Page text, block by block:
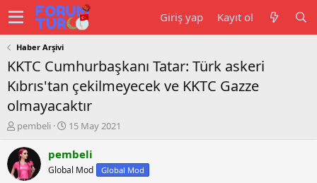
Giriş yap Kayıt ol
Haber Arşivi
KKTC Cumhurbaşkanı Tatar: Türk askeri
Kıbrıs'tan çekilmeyecek ve KKTC Gazze
olmayacaktır
K
n
u
y
pembeli
B
ş
a
15 May 2021
pembeli
Global Mod Global Mod